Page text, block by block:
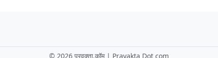
© 2026 प्रवक्ता.कॉम | Pravakta Dot com